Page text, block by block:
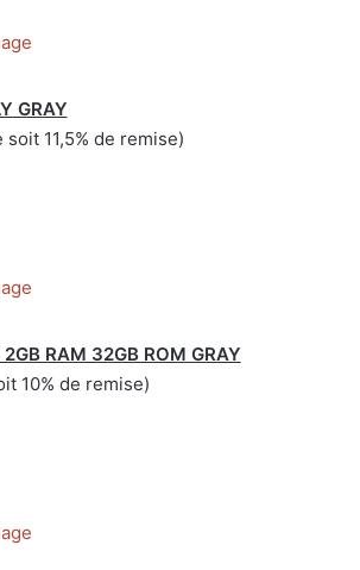
GRAY
11,5% de remise)
RAM 32GB ROM GRAY
10% de remise)